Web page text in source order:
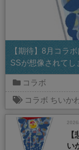
【期待】8月コラ
SSが想像されてし
コラボ
コラボ ちいか
い